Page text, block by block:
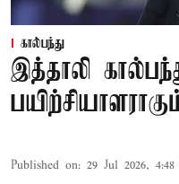
கால்பந்து
இத்தாலி
Published on: 29 Jul 2026,